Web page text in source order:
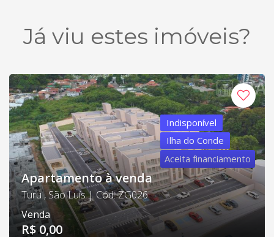
Já viu estes imóveis?
Indisponível
Ilha do Conde
Aceita financiamento
Apartamento à venda
Turu , São Luís | Cód. ZG026
Venda
R$ 0,00